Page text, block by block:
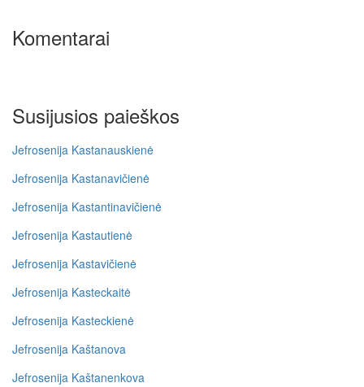
Komentarai
Susijusios paieškos
Jefrosenija Kastanauskienė
Jefrosenija Kastanavičienė
Jefrosenija Kastantinavičienė
Jefrosenija Kastautienė
Jefrosenija Kastavičienė
Jefrosenija Kasteckaitė
Jefrosenija Kasteckienė
Jefrosenija Kaštanova
Jefrosenija Kaštanenkova